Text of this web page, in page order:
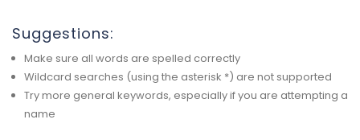
Suggestions:
Make sure all words are spelled correctly
Wildcard searches (using the asterisk *) are not supported
Try more general keywords, especially if you are attempting a
name